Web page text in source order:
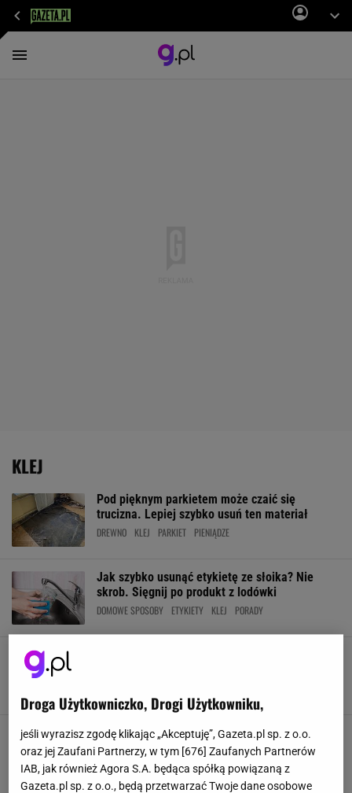
KLEJ
Pod pięknym parkietem może czaić się
trucizna. Lepiej szybko usuń ten materiał
DREWNO KLEJ PARKIET PIENIĄDZE
Jak szybko usunąć etykietę ze słoika? Nie
skrob. Sięgnij po produkt z lodówki
DOMOWE SPOSOBY ETYKIETY KLEJ PORADY
Używamy go na co dzień, a niewielu zna jego
historię. "Super glue" ratował życie żołnierzy
na wojnie
CIEKAWOSTKI HISTORIA KLEJ NEWS
Droga Użytkowniczko, Drogi Użytkowniku,
jeśli wyrazisz zgodę klikając „Akceptuję”, Gazeta.pl sp. z o.o.
oraz jej Zaufani Partnerzy, w tym [676] Zaufanych Partnerów
IAB, jak również Agora S.A. będąca spółką powiązaną z
Gazeta.pl sp. z o.o., będą przetwarzać Twoje dane osobowe